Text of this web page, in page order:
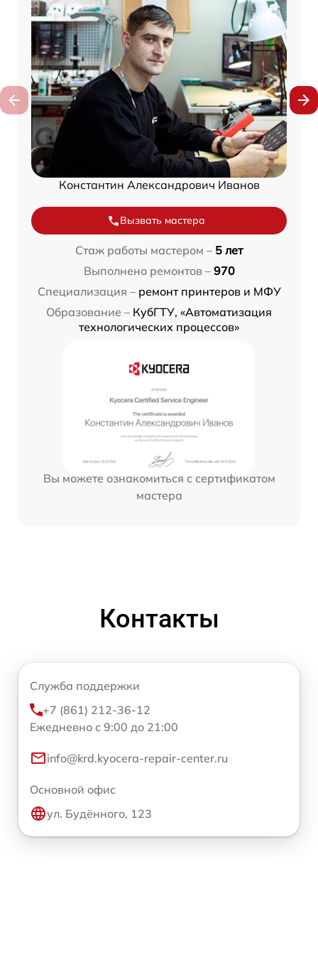
Константин Александрович Иванов
Вызвать мастера
Стаж работы мастером – 5 лет
Выполнено ремонтов – 970
Специализация – ремонт принтеров и МФУ
Образование – КубГТУ, «Автоматизация
технологических процессов»
Вы можете ознакомиться с сертификатом
мастера
Контакты
Служба поддержки
+7 (861) 212-36-12
Ежедневно с 9:00 до 21:00
info@krd.kyocera-repair-center.ru
Основной офис
ул. Будённого, 123